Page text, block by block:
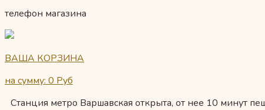
телефон магазина
ВАША КОРЗИНА
на сумму: 0 Руб
Станция метро Варшавская открыта, от нее 10 минут